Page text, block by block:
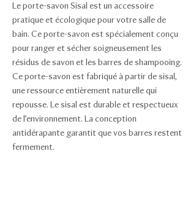
Le porte-savon Sisal est un accessoire
pratique et écologique pour votre salle de
bain. Ce porte-savon est spécialement conçu
pour ranger et sécher soigneusement les
résidus de savon et les barres de shampooing.
Ce porte-savon est fabriqué à partir de sisal,
une ressource entièrement naturelle qui
repousse. Le sisal est durable et respectueux
de l’environnement. La conception
antidérapante garantit que vos barres restent
fermement.